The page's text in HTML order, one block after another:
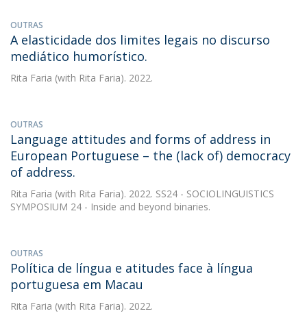
OUTRAS
A elasticidade dos limites legais no discurso
mediático humorístico.
Rita Faria (with Rita Faria). 2022.
OUTRAS
Language attitudes and forms of address in
European Portuguese – the (lack of) democracy
of address.
Rita Faria (with Rita Faria). 2022. SS24 - SOCIOLINGUISTICS
SYMPOSIUM 24 - Inside and beyond binaries.
OUTRAS
Política de língua e atitudes face à língua
portuguesa em Macau
Rita Faria (with Rita Faria). 2022.